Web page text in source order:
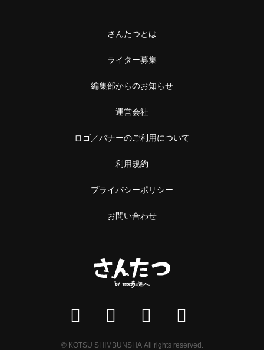
さんたつとは
ライター募集
編集部からのお知らせ
運営会社
ロゴ／バナーのご利用について
利用規約
プライバシーポリシー
お問い合わせ
© KOTSU SHIMBUNSHA All rights reserved.